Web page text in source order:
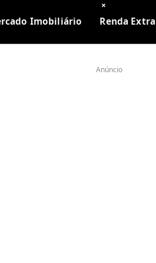
Imobiliário Renda Extra
Anúncio
×